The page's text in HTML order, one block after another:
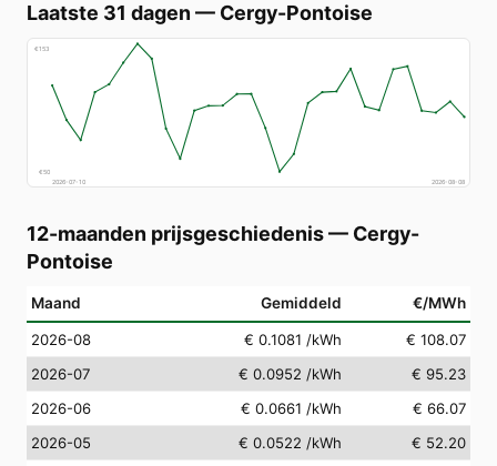
Laatste 31 dagen — Cergy-Pontoise
€153
€50
2026-07-10
2026-08-08
12-maanden prijsgeschiedenis— Cergy-
Pontoise
Maand Gemiddeld €/MWh
2026-08 € 0.1081 /kWh
€ 108.07
2026-07
€ 0.0952 /kWh
€ 95.23
2026-06
€ 0.0661 /kWh
€ 66.07
2026-05
€ 0.0522 /kWh
€ 52.20